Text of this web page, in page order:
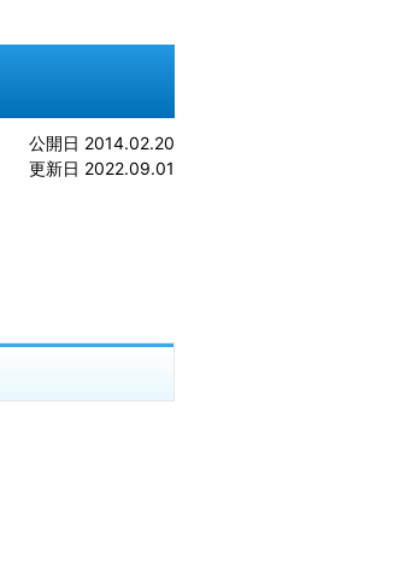
公開日 2014.02.20
更新日 2022.09.01